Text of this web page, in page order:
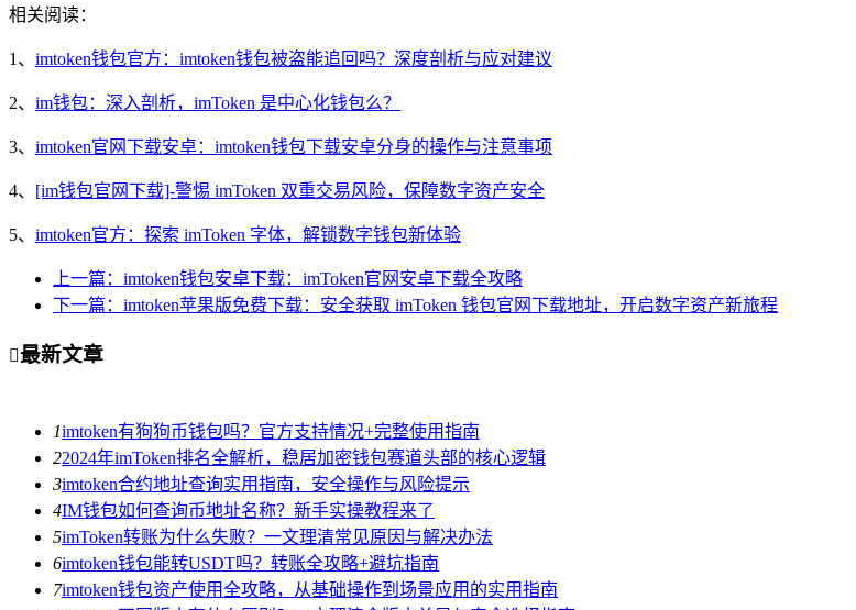
相关阅读：
1、 imtoken钱包官方：imtoken钱包被盗能追回吗？深度剖析与应对建议
2、 im钱包：深入剖析，imToken 是中心化钱包么？
3、 imtoken官网下载安卓：imtoken钱包下载安卓分身的操作与注意事项
4、 [im钱包官网下载]-警惕 imToken 双重交易风险，保障数字资产安全
5、 imtoken官方：探索 imToken 字体，解锁数字钱包新体验
上一篇：imtoken钱包安卓下载：imToken官网安卓下载全攻略
下一篇：imtoken苹果版免费下载：安全获取 imToken 钱包官网下载地址，开启数字资产新旅程
最新文章
1imtoken有狗狗币钱包吗？官方支持情况+完整使用指南
22024年imToken排名全解析，稳居加密钱包赛道头部的核心逻辑
3imtoken合约地址查询实用指南，安全操作与风险提示
4IM钱包如何查询币地址名称？新手实操教程来了
5imToken转账为什么失败？一文理清常见原因与解决办法
6imtoken钱包能转USDT吗？转账全攻略+避坑指南
7imtoken钱包资产使用全攻略，从基础操作到场景应用的实用指南